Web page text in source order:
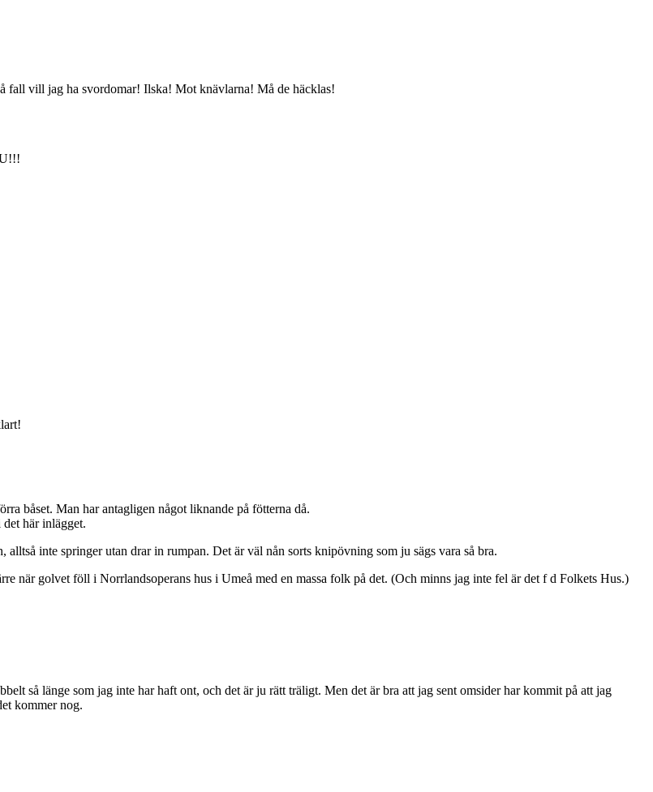
fall vill jag ha svordomar! Ilska! Mot knävlarna! Må de häcklas!
båset. Man har antagligen något liknande på fötterna då.
här inlägget.
inte springer utan drar in rumpan. Det är väl nån sorts knipövning som ju sägs vara så bra.
när golvet föll i Norrlandsoperans hus i Umeå med en massa folk på det. (Och minns jag inte fel är det f d Folkets Hus.)
så länge som jag inte har haft ont, och det är ju rätt träligt. Men det är bra att jag sent omsider har kommit på att jag
kommer nog.